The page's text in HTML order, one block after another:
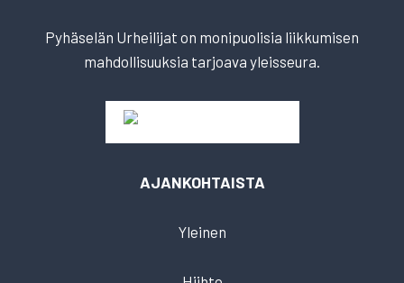
Pyhäselän Urheilijat on monipuolisia liikkumisen
mahdollisuuksia tarjoava yleisseura.
AJANKOHTAISTA
Yleinen